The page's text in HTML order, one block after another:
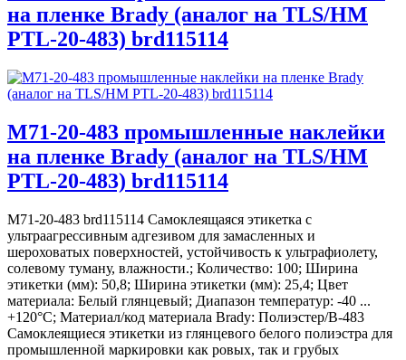
на пленке Brady (аналог на TLS/HM
PTL-20-483) brd115114
M71-20-483 промышленные наклейки
на пленке Brady (аналог на TLS/HM
PTL-20-483) brd115114
M71-20-483 brd115114 Самоклеящаяся этикетка с
ультраагрессивным адгезивом для замасленных и
шероховатых поверхностей, устойчивость к ультрафиолету,
солевому туману, влажности.; Количество: 100; Ширина
этикетки (мм): 50,8; Ширина этикетки (мм): 25,4; Цвет
материала: Белый глянцевый; Диапазон температур: -40 ...
+120°С; Материал/код материала Brady: Полиэстер/В-483
Самоклеящиеся этикетки из глянцевого белого полиэстра для
промышленной маркировки как ровых, так и грубых